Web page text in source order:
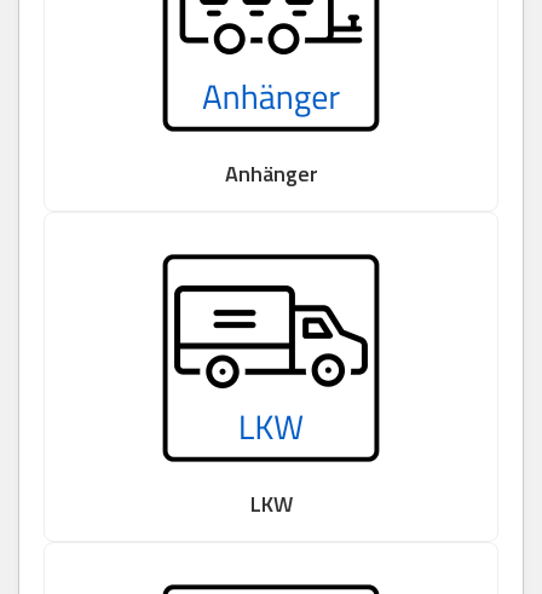
Anhänger
LKW